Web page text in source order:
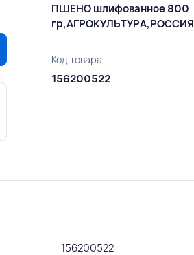
ПШЕНО шлифованное 800
гр,АГРОКУЛЬТУРА,РОССИЯ
Код товара
156200522
156200522